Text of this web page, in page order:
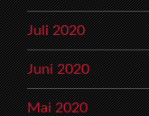
Juli 2020
Juni 2020
Mai 2020